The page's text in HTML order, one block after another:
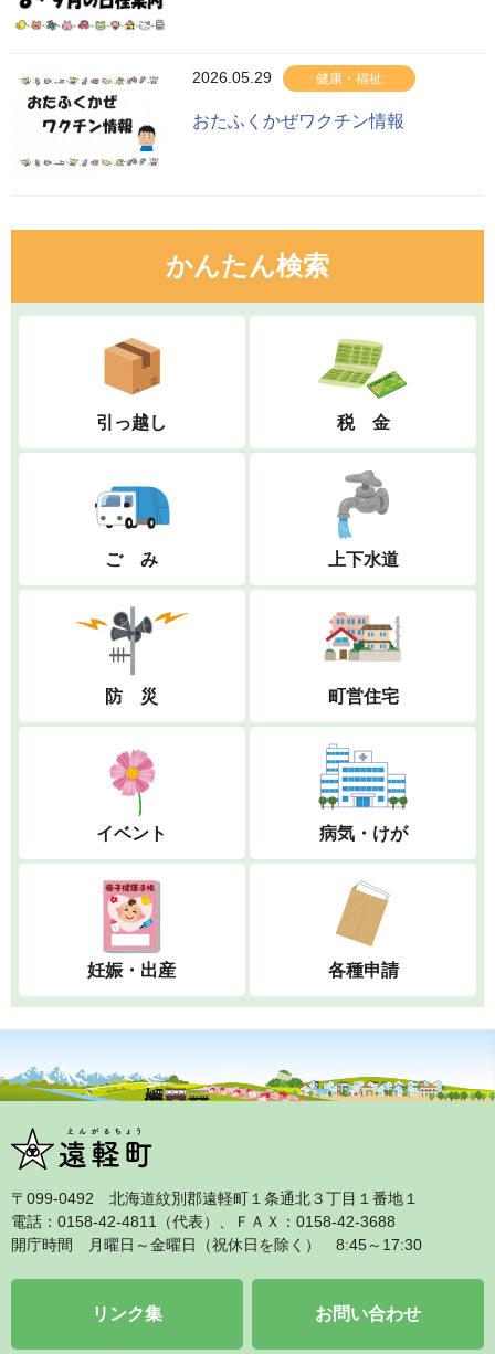
2026.05.29 健康・福祉
おたふくかぜワクチン情報
かんたん検索
引っ越し 税 金
ご み 上下水道
防 災 町営住宅
イベント 病気・けが
妊娠・出産 各種申請
〒099‐0492 北海道紋別郡遠軽町１条通北３丁目１番地１
電話：0158‐42‐4811（代表）、ＦＡＸ：0158‐42‐3688
開庁時間 月曜日～金曜日（祝休日を除く） 8:45～17:30
リンク集 お問い合わせ